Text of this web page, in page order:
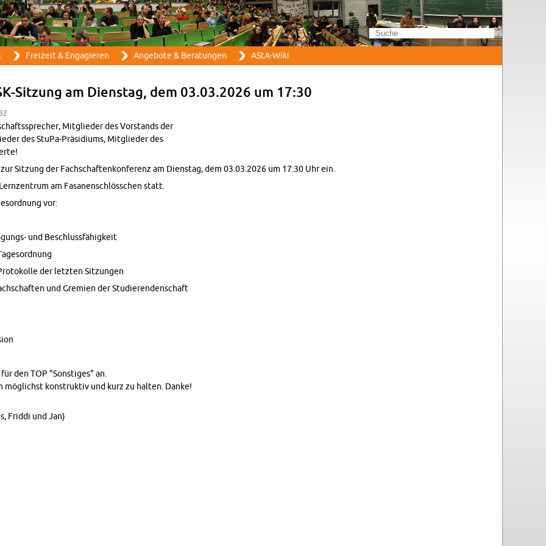
Direkt zum Inhalt
Frei­zeit & En­ga­gie­ren An­ge­bo­te & Be­ra­tun­gen AStA-Wi­ki
Sit­zung am Diens­tag, dem 03.03.2026 um 17:30
Mit­glie­der des Vor­stands der
des Stu­Pa-Prä­si­di­ums, Mit­glie­der des
Sit­zung der Fach­schaf­ten­kon­fe­renz am Diens­tag, dem 03.03.2026 um 17:30 Uhr ein.
am Fa­sa­nen­schlöss­chen statt.
vor:
und Be­schluss­fä­hig­keit
der letz­ten Sit­zun­gen
und Gre­mi­en der Stu­die­ren­den­schaft
den TOP "Sons­ti­ges" an.
mög­lichst kon­struk­tiv und kurz zu hal­ten. Danke!
Fri­d­di und Jan)